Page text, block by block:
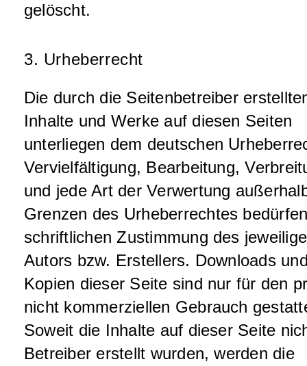
gelöscht.
3. Urheberrecht
Die durch die Seitenbetreiber
Inhalte und Werke auf diesen Seiten
unterliegen dem deutschen
Vervielfältigung, Bearbeitung,
und jede Art der Verwertung
Grenzen des Urheberrechtes
schriftlichen Zustimmung des
Autors bzw. Erstellers. Downloads
Kopien dieser Seite sind nur für den
nicht kommerziellen Gebrauch
Soweit die Inhalte auf dieser Seite
Betreiber erstellt wurden, werden die